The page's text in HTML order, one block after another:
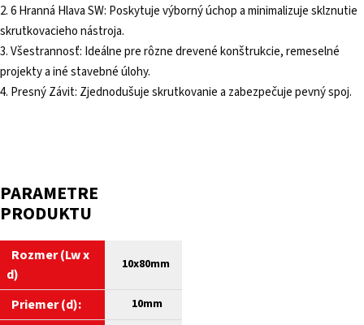
2. 6 Hranná Hlava SW: Poskytuje výborný úchop a minimalizuje sklznutie
skrutkovacieho nástroja.
3. Všestrannosť: Ideálne pre rôzne drevené konštrukcie, remeselné
projekty a iné stavebné úlohy.
4. Presný Závit: Zjednodušuje skrutkovanie a zabezpečuje pevný spoj.
PARAMETRE
PRODUKTU
Rozmer (Lw x
d)
10x80mm
Priemer (d): 10mm